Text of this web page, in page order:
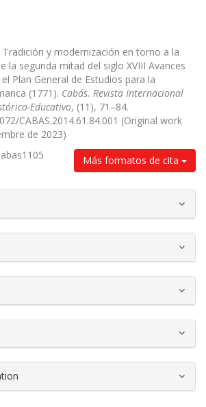
Tradición y modernización en torno a la
la segunda mitad del siglo XVIII Avances
Plan General de Estudios para la
(1771). Cabás. Revista Internacional
Educativo, (11), 71–84.
CABAS.2014.61.84.001 (Original work
de 2023)
Más formatos de cita